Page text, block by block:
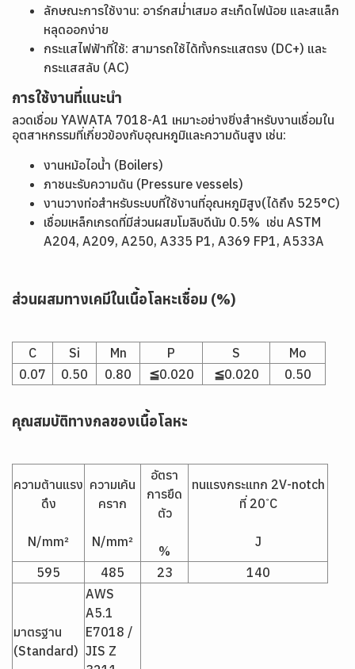
ลักษณะการใช้งาน: อาร์กสม่ำเสมอ สะเก็ดไฟน้อย และสแล็ก
หลุดออกง่าย
กระแสไฟฟ้าที่ใช้: สามารถใช้ได้ทั้งกระแสตรง (DC+) และ
กระแสสลับ (AC)
การใช้งานที่แนะนำ
ลวดเชื่อม YAWATA 7018-A1 เหมาะอย่างยิ่งสำหรับงานเชื่อมใน
อุตสาหกรรมที่เกี่ยวข้องกับอุณหภูมิและความดันสูง เช่น:
งานหม้อไอน้ำ (Boilers)
ภาชนะรับความดัน (Pressure vessels)
งานวางท่อสำหรับระบบที่ใช้งานที่อุณหภูมิสูง(ได้ถึง 525°C)
เชื่อมเหล็กเกรดที่มีส่วนผสมโมลิบดีนัม 0.5% เช่น ASTM
A204, A209, A250, A335 P1, A369 FP1, A533A
ส่วนผสมทางเคมีในเนื้อโลหะเชื่อม (%)
C Si Mn P S
Mo
0.07
0.50 0.80 ≦0.020 ≦0.020 0.50
คุณสมบัติทางกลของเนื้อโลหะ
ความต้านแรง
ดึง
N/mm²
ความเค้น
คราก
N/mm²
อัตรา
การยืด
ตัว
%
ทนแรงกระแทก 2V-notch
ที่ 20 ํC
J
595
485 23 140
มาตรฐาน
(Standard)
AWS
A5.1
E7018 /
JIS Z